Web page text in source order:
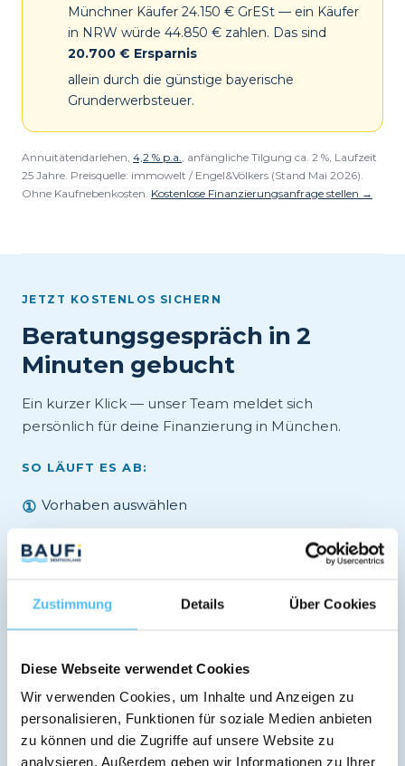
Zustimmung Details Über Cookies
Diese Webseite verwendet Cookies
Wir verwenden Cookies, um Inhalte und Anzeigen zu
personalisieren, Funktionen für soziale Medien anbieten
zu können und die Zugriffe auf unsere Website zu
analysieren. Außerdem geben wir Informationen zu Ihrer
Münchner Käufer 24.150 € GrESt — ein Käufer
in NRW würde 44.850 € zahlen. Das sind
20.700 € Ersparnis
allein durch die günstige bayerische
Grunderwerbsteuer.
Annuitätendarlehen, 4,2 % p.a., anfängliche Tilgung ca. 2 %, Laufzeit
25 Jahre. Preisquelle: immowelt / Engel&Völkers (Stand Mai 2026).
Ohne Kaufnebenkosten. Kostenlose Finanzierungsanfrage stellen →
JETZT KOSTENLOS SICHERN
Beratungsgespräch in 2
Minuten gebucht
Ein kurzer Klick — unser Team meldet sich
persönlich für deine Finanzierung in München.
SO LÄUFT ES AB:
① Vorhaben auswählen
② Termin buchen
③ Persönliches Videogespräch
DU BEKOMMST:
✓ Unabhängige Beratung
✓ Vergleich 600+ Banken